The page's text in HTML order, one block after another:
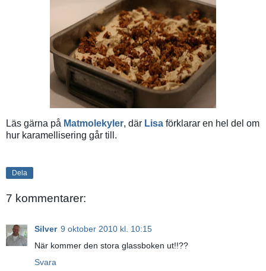
Läs gärna på Matmolekyler, där Lisa förklarar en hel del om
hur karamellisering går till.
Dela
7 kommentarer:
Silver 9 oktober 2010 kl. 10:15
När kommer den stora glassboken ut!!??
Svara